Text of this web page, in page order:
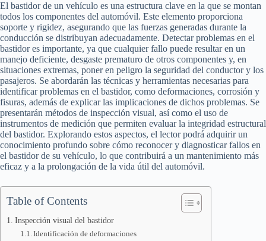
El bastidor de un vehículo es una estructura clave en la que se montan
todos los componentes del automóvil. Este elemento proporciona
soporte y rigidez, asegurando que las fuerzas generadas durante la
conducción se distribuyan adecuadamente. Detectar problemas en el
bastidor es importante, ya que cualquier fallo puede resultar en un
manejo deficiente, desgaste prematuro de otros componentes y, en
situaciones extremas, poner en peligro la seguridad del conductor y los
pasajeros. Se abordarán las técnicas y herramientas necesarias para
identificar problemas en el bastidor, como deformaciones, corrosión y
fisuras, además de explicar las implicaciones de dichos problemas. Se
presentarán métodos de inspección visual, así como el uso de
instrumentos de medición que permiten evaluar la integridad estructural
del bastidor. Explorando estos aspectos, el lector podrá adquirir un
conocimiento profundo sobre cómo reconocer y diagnosticar fallos en
el bastidor de su vehículo, lo que contribuirá a un mantenimiento más
eficaz y a la prolongación de la vida útil del automóvil.
Table of Contents
Inspección visual del bastidor
Identificación de deformaciones